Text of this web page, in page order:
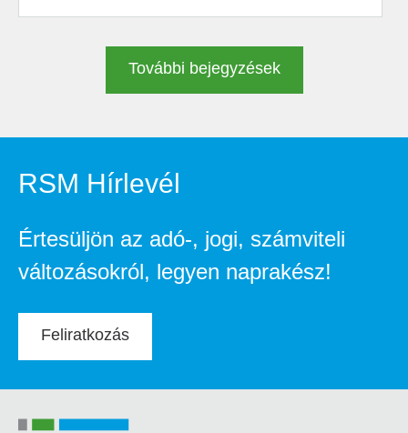
További bejegyzések
RSM Hírlevél
Értesüljön az adó-, jogi, számviteli
változásokról, legyen naprakész!
Feliratkozás